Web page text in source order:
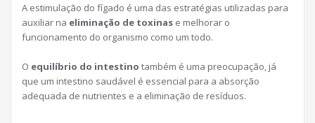
A estimulação do fígado é uma das estratégias utilizadas para
auxiliar na eliminação de toxinas e melhorar o
funcionamento do organismo como um todo.
O equilíbrio do intestino também é uma preocupação, já
que um intestino saudável é essencial para a absorção
adequada de nutrientes e a eliminação de resíduos.